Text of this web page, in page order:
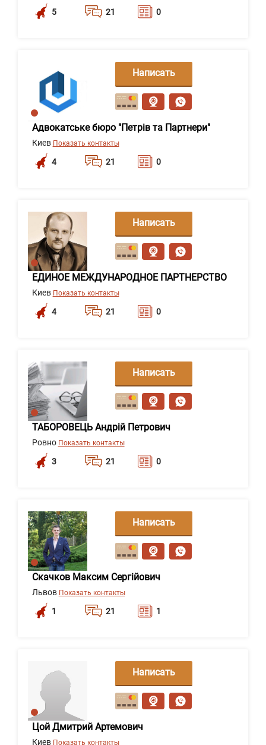
5 21 0
Адвокатське бюро "Петрів та Партнери"
Киев Показать контакты
4 21 0
Написать
сообщение
ЕДИНОЕ МЕЖДУНАРОДНОЕ ПАРТНЕРСТВО
Киев Показать контакты
4 21 0
Написать
сообщение
ТАБОРОВЕЦЬ Андрій Петрович
Ровно Показать контакты
3 21 0
Написать
сообщение
Скачков Максим Сергійович
Львов Показать контакты
1 21 1
Написать
сообщение
Цой Дмитрий Артемович
Киев Показать контакты
Написать
сообщение